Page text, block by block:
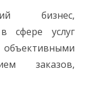
бизнес,
сфере услуг
заказов,